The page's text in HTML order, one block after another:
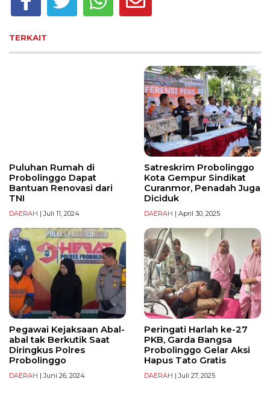
TERKAIT
Puluhan Rumah di
Probolinggo Dapat
Bantuan Renovasi dari
TNI
DAERAH | Juli 11, 2024
Satreskrim Probolinggo
Kota Gempur Sindikat
Curanmor, Penadah Juga
Diciduk
DAERAH | April 30, 2025
Pegawai Kejaksaan Abal-
abal tak Berkutik Saat
Diringkus Polres
Probolinggo
DAERAH | Juni 26, 2024
Peringati Harlah ke-27
PKB, Garda Bangsa
Probolinggo Gelar Aksi
Hapus Tato Gratis
DAERAH | Juli 27, 2025